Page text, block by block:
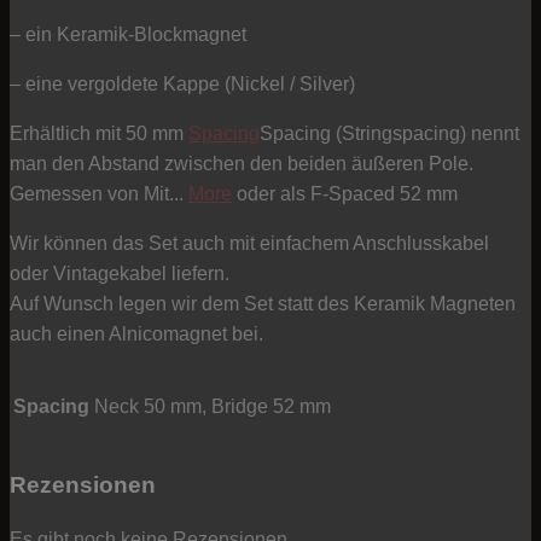
– ein Keramik-Blockmagnet
– eine vergoldete Kappe (Nickel / Silver)
Erhältlich mit 50 mm SpacingSpacing (Stringspacing) nennt
man den Abstand zwischen den beiden äußeren Pole.
Gemessen von Mit... More oder als F-Spaced 52 mm
Wir können das Set auch mit einfachem Anschlusskabel
oder Vintagekabel liefern.
Auf Wunsch legen wir dem Set statt des Keramik Magneten
auch einen Alnicomagnet bei.
Spacing Neck 50 mm, Bridge 52 mm
Rezensionen